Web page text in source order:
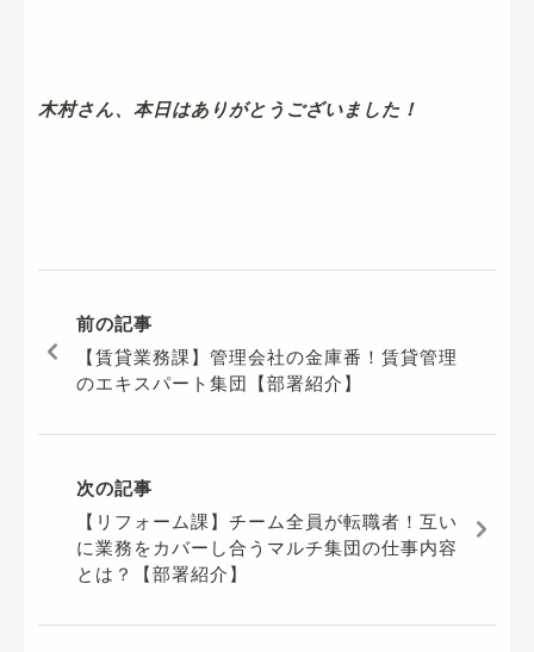
木村さん、本日はありがとうございました！
前の記事
【賃貸業務課】管理会社の金庫番！賃貸管理
のエキスパート集団【部署紹介】
次の記事
【リフォーム課】チーム全員が転職者！互い
に業務をカバーし合うマルチ集団の仕事内容
とは？【部署紹介】